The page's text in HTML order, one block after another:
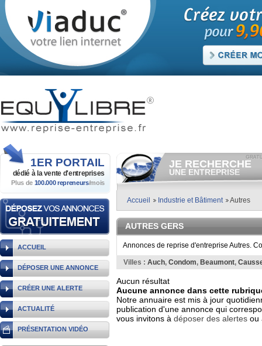
1ER PORTAIL
dédié à la vente d'entreprises
Plus de 100.000 repreneurs/mois
ACCUEIL
DÉPOSER UNE ANNONCE
CRÉER UNE ALERTE
ACTUALITÉ
PRÉSENTATION VIDÉO
JE RECHERCHE
UNE ENTREPRISE
Consulter gratuitementles
vendre.
Et/ou déposergratuitement
votre recherche d'entreprise.
ANNONCE
Accueil Industrie et Bâtiment Autres
AUTRES GERS
Annonces de reprise d'entreprise Autres.
Villes : Auch, Condom, Beaumont,
Aucun résultat
Aucune annonce dans cette
Notre annuaire est mis à jour
publication d'une annonce qui
vous invitons à déposer des alertes ou